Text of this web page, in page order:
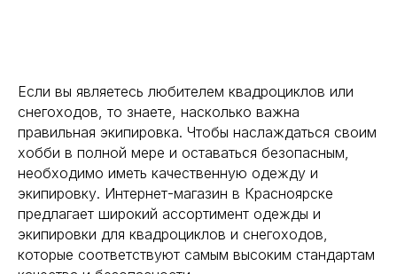
Если вы являетесь любителем квадроциклов или
снегоходов, то знаете, насколько важна
правильная экипировка. Чтобы наслаждаться своим
хобби в полной мере и оставаться безопасным,
необходимо иметь качественную одежду и
экипировку. Интернет-магазин в Красноярске
предлагает широкий ассортимент одежды и
экипировки для квадроциклов и снегоходов,
которые соответствуют самым высоким стандартам